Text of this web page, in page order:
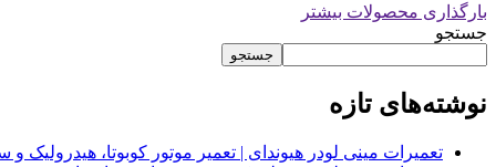
بارگذاری محصولات بیشتر
جستجو
جستجو
نوشته‌های تازه
تعمیرات مینی لودر هیوندای | تعمیر موتور کوبوتا،